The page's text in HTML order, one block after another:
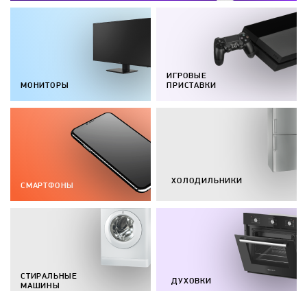
МОНИТОРЫ
ИГРОВЫЕ
ПРИСТАВКИ
СМАРТФОНЫ
СТИРАЛЬНЫЕ
МАШИНЫ
ХОЛОДИЛЬНИКИ
ДУХОВКИ